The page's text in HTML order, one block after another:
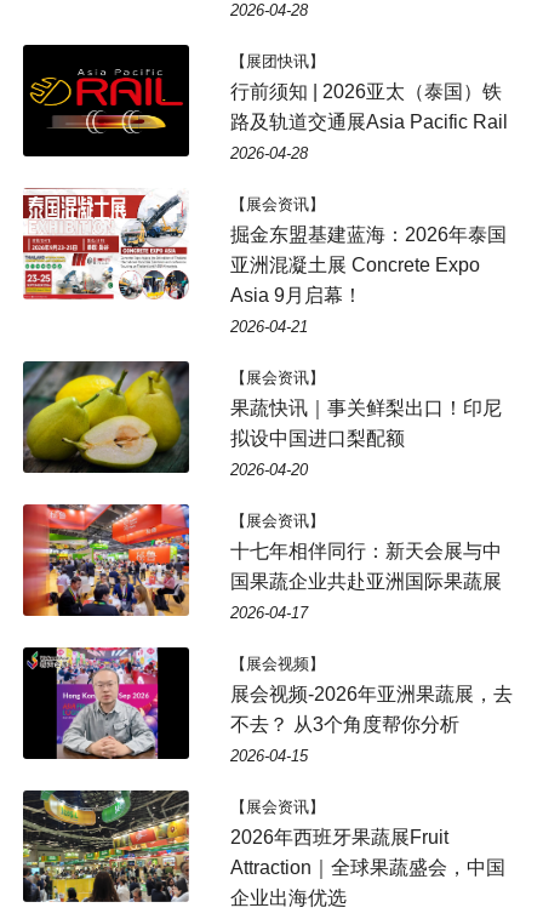
2026-04-28
【展团快讯】
行前须知 | 2026亚太（泰国）铁
路及轨道交通展Asia Pacific Rail
2026-04-28
【展会资讯】
掘金东盟基建蓝海：2026年泰国
亚洲混凝土展 Concrete Expo
Asia 9月启幕！
2026-04-21
【展会资讯】
果蔬快讯｜事关鲜梨出口！印尼
拟设中国进口梨配额
2026-04-20
【展会资讯】
十七年相伴同行：新天会展与中
国果蔬企业共赴亚洲国际果蔬展
2026-04-17
【展会视频】
展会视频-2026年亚洲果蔬展，去
不去？ 从3个角度帮你分析
2026-04-15
【展会资讯】
2026年西班牙果蔬展Fruit
Attraction｜全球果蔬盛会，中国
企业出海优选